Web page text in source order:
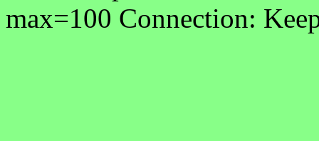
max=100 Connection: